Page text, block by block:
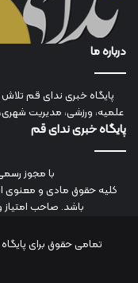
درباره ما
پایگاه خبری ندای قم
علمیه، ورزشی، مدیریت
پایگاه خبری ندای قم
با مجوز
کلیه حقوق مادی و معنوی
باشد. صاحب امتیاز
تمامی حقوق برای